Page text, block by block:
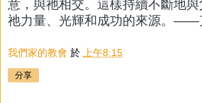
意，與祂相交。這樣持續不斷地
祂力量、光輝和成功的來源。――
我們家的教會 於 上午8:15
分享